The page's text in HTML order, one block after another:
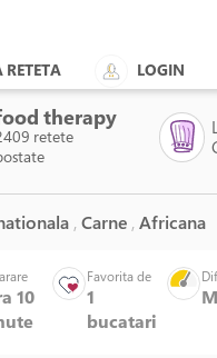
LOGIN
therapy
retete
, Carne , Africana
10
Favorita de
1
bucatari